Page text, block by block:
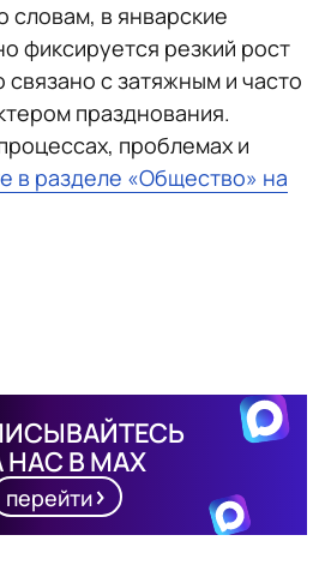
словам, в январские
фиксируется резкий рост
связано с затяжным и часто
празднования.
проблемах и
в разделе «Общество» на
НАС В MAX
перейти